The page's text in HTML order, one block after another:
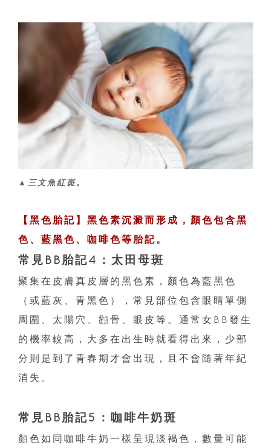
▲三文魚紅斑。
【黑色胎記】黑色素沉澱而形成，顏色包含黑
色、藍黑色、咖啡色等胎記。
常見BB胎記4：太田母斑
聚集在皮膚真皮層的黑色素，顏色為藍黑色
（或藍灰、青黑色），常見部位包含眼睛單側
周圍、太陽穴、顴骨、眼皮等。通常女BB發生
的機率較高，大多在出生時就看得出來，少部
分則是到了青春期才會出現，且不會隨著年紀
消失。
常見BB胎記5：咖啡牛奶斑
顏色如同咖啡牛奶一樣呈現淡褐色，數量可能